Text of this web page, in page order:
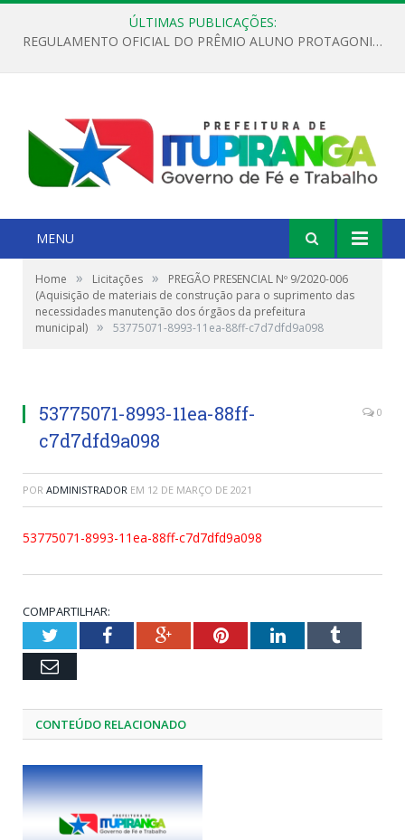
ÚLTIMAS PUBLICAÇÕES:
REGULAMENTO OFICIAL DO PRÊMIO ALUNO PROTAGONISTA – EDIÇÃO 2026
MENU
Home » Licitações »
PREGÃO PRESENCIAL Nº 9/2020-006
(Aquisição de materiais de construção para o suprimento das
necessidades manutenção dos órgãos da prefeitura
municipal) » 53775071-8993-11ea-88ff-c7d7dfd9a098
53775071-8993-11ea-88ff-
c7d7dfd9a098
0
POR ADMINISTRADOR EM 12 DE MARÇO DE 2021
53775071-8993-11ea-88ff-c7d7dfd9a098
COMPARTILHAR:
TwitterFacebookGoogle+PinterestLinkedInTumblr
Email
CONTEÚDO RELACIONADO